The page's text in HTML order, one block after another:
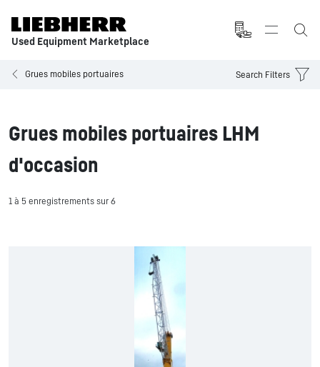
Used Equipment Marketplace
Grues mobiles portuaires Search Filters
Grues mobiles portuaires LHM
d'occasion
1 à 5 enregistrements sur 6